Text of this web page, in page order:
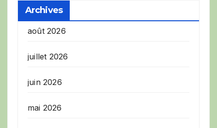
Archives
août 2026
juillet 2026
juin 2026
mai 2026